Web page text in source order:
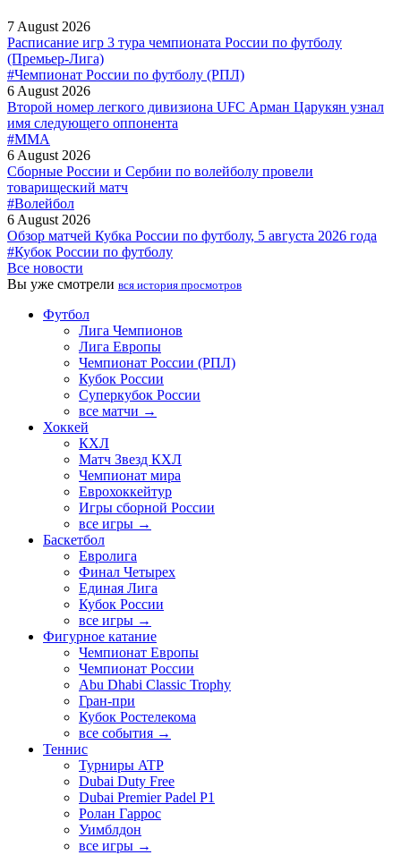
7 August 2026
Расписание игр 3 тура чемпионата России по футболу
(Премьер-Лига)
#Чемпионат России по футболу (РПЛ)
6 August 2026
Второй номер легкого дивизиона UFC Арман Царукян узнал
имя следующего оппонента
#MMA
6 August 2026
Сборные России и Сербии по волейболу провели
товарищеский матч
#Волейбол
6 August 2026
Обзор матчей Кубка России по футболу, 5 августа 2026 года
#Кубок России по футболу
Все новости
Вы уже смотрели вся история просмотров
Футбол
Лига Чемпионов
Лига Европы
Чемпионат России (РПЛ)
Кубок России
Суперкубок России
все матчи →
Хоккей
КХЛ
Матч Звезд КХЛ
Чемпионат мира
Еврохоккейтур
Игры сборной России
все игры →
Баскетбол
Евролига
Финал Четырех
Единая Лига
Кубок России
все игры →
Фигурное катание
Чемпионат Европы
Чемпионат России
Abu Dhabi Classic Trophy
Гран-при
Кубок Ростелекома
все события →
Теннис
Турниры ATP
Dubai Duty Free
Dubai Premier Padel P1
Ролан Гаррос
Уимблдон
все игры →